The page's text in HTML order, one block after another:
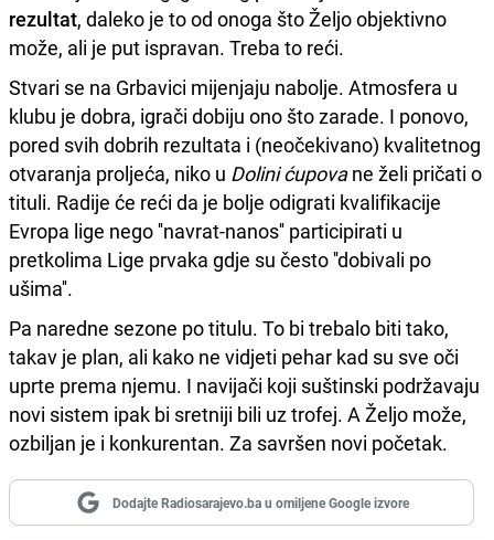
rezultat, daleko je to od onoga što Željo objektivno
može, ali je put ispravan. Treba to reći.
Stvari se na Grbavici mijenjaju nabolje. Atmosfera u
klubu je dobra, igrači dobiju ono što zarade. I ponovo,
pored svih dobrih rezultata i (neočekivano) kvalitetnog
otvaranja proljeća, niko u Dolini ćupovane želi pričati o
tituli. Radije će reći da je bolje odigrati kvalifikacije
Evropa lige nego ''navrat-nanos'' participirati u
pretkolima Lige prvaka gdje su često ''dobivali po
ušima''.
Pa naredne sezone po titulu. To bi trebalo biti tako,
takav je plan, ali kako ne vidjeti pehar kad su sve oči
uprte prema njemu. I navijači koji suštinski podržavaju
novi sistem ipak bi sretniji bili uz trofej. A Željo može,
ozbiljan je i konkurentan. Za savršen novi početak.
Dodajte Radiosarajevo.ba u omiljene Google izvore